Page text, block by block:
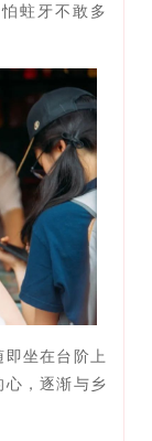
蛀牙不敢多
坐在台阶上
心，逐渐与乡